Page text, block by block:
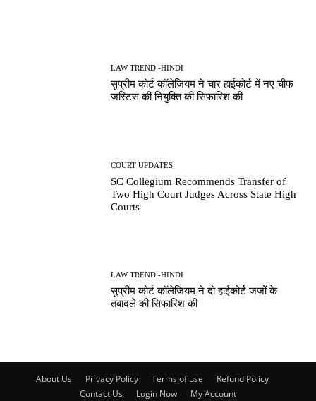
LAW TREND -HINDI
सुप्रीम कोर्ट कॉलेजियम ने चार हाईकोर्ट में नए चीफ
जस्टिस की नियुक्ति की सिफारिश की
COURT UPDATES
SC Collegium Recommends Transfer of
Two High Court Judges Across State High
Courts
LAW TREND -HINDI
सुप्रीम कोर्ट कॉलेजियम ने दो हाईकोर्ट जजों के
तबादले की सिफारिश की
About Us Privacy Policy Terms of use
Refund Policy
Contact Us
Login Now My Account